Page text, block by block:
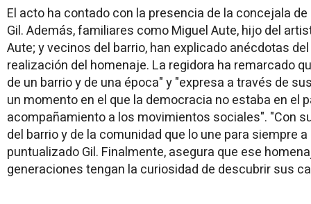
El acto ha contado con la presencia de la concejala
Gil. Además, familiares como Miguel Aute, hijo del
Aute; y vecinos del barrio, han explicado anécdotas
realización del homenaje. La regidora ha remarcado
de un barrio y de una época" y "expresa a través de
un momento en el que la democracia no estaba en el
acompañamiento a los movimientos sociales". "Con
del barrio y de la comunidad que lo une para siempre
puntualizado Gil. Finalmente, asegura que ese
generaciones tengan la curiosidad de descubrir sus